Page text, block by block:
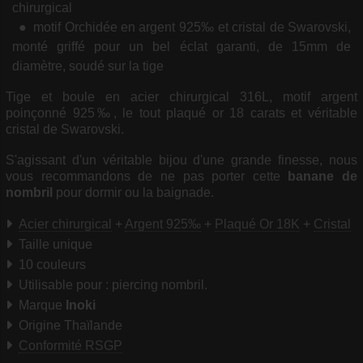
chirurgical
motif Orchidée en argent 925‰ et cristal de Swarovski,
monté griffé pour un bel éclat garanti, de 15mm de
diamètre, soudé sur la tige
Tige et boule en acier chirurgical 316L, motif argent
poinçonné 925‰, le tout plaqué or 18 carats et véritable
cristal de Swarovski.
S'agissant d'un véritable bijou d'une grande finesse, nous
vous recommandons de ne pas porter cette
banane de
nombril pour dormir ou la baignade.
Acier chirurgical + Argent 925‰ + Plaqué Or 18K + Cristal
Taille unique
10 couleurs
Utilisable pour : piercing nombril.
Marque Inoki
Origine Thaïlande
Conformité RSGP